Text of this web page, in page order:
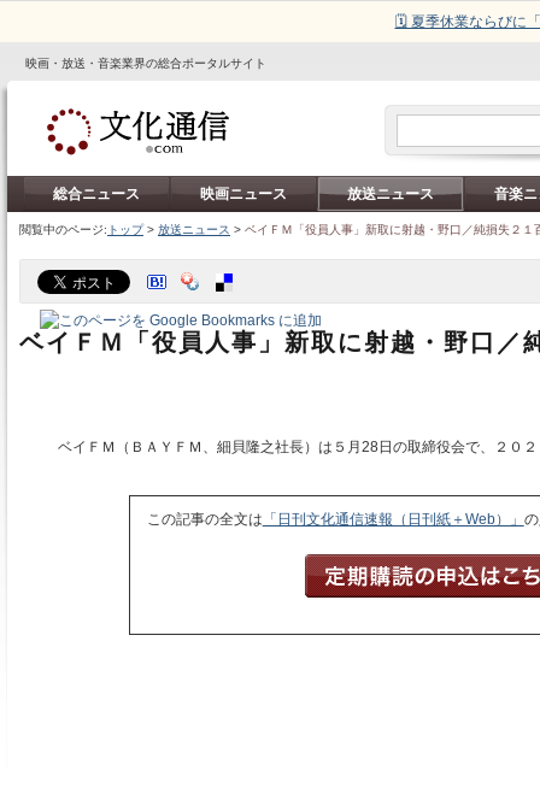
🗓️ 夏季休業ならびに
映画・放送・音楽業界の総合ポータルサイト
総合ニュース 映画ニュース 放送ニュース 音楽
閲覧中のページ: トップ> 放送ニュース > ベイＦＭ「役員人事」新取に射越・野口／純損失２１
ベイＦＭ「役員人事」新取に射越・野口／
ベイＦＭ（ＢＡＹＦＭ、細貝隆之社長）は５月28日の取締役会で、２０
この記事の全文は 「日刊文化通信速報（日刊紙＋Web）」